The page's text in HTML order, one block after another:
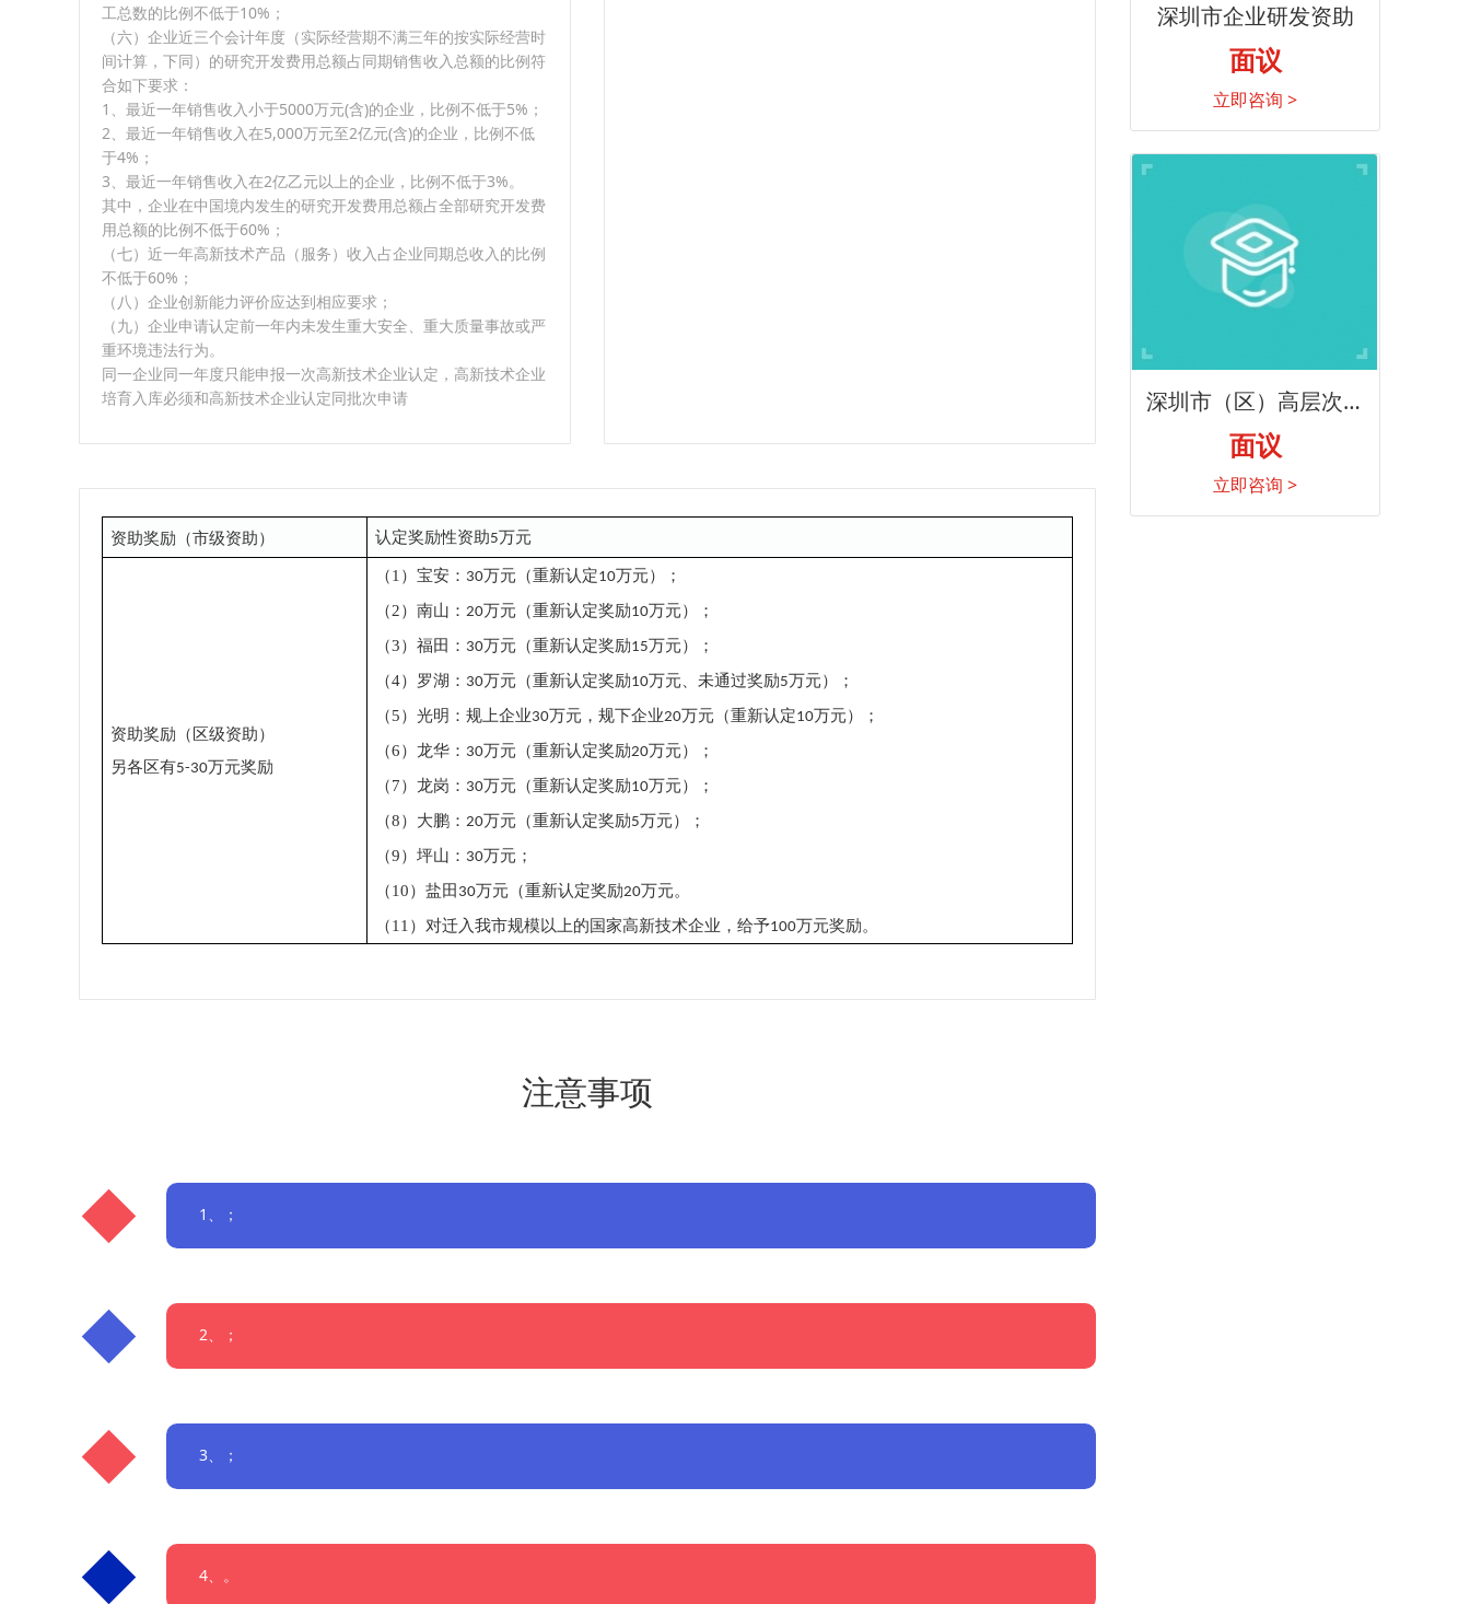
工总数的比例不低于10%；
（六）企业近三个会计年度（实际经营期不满三年的按实际经营时
间计算，下同）的研究开发费用总额占同期销售收入总额的比例符
合如下要求：
1、最近一年销售收入小于5000万元(含)的企业，比例不低于5%；
2、最近一年销售收入在5,000万元至2亿元(含)的企业，比例不低
于4%；
3、最近一年销售收入在2亿乙元以上的企业，比例不低于3%。
其中，企业在中国境内发生的研究开发费用总额占全部研究开发费
用总额的比例不低于60%；
（七）近一年高新技术产品（服务）收入占企业同期总收入的比例
不低于60%；
（八）企业创新能力评价应达到相应要求；
（九）企业申请认定前一年内未发生重大安全、重大质量事故或严
重环境违法行为。
同一企业同一年度只能申报一次高新技术企业认定，高新技术企业
培育入库必须和高新技术企业认定同批次申请
资助奖励（市级资助） 认定奖励性资助5万元
资助奖励（区级资助）
另各区有 5-30万元奖励
（1 ） 宝安： 30万元（ 重新认定10万元）；
（2） 南山 ： 20万元 （ 重新认定奖励10万元）；
（3） 福田 ： 30万元 （ 重新认定奖励15万元）；
（4） 罗湖： 30万元 （ 重新认定奖励10万元、未通过奖励5万元）；
（5） 光明：规上企业30万元， 规下企业20万元（ 重新认定10万元）；
（6） 龙华： 30万元（ 重新认定奖励20万元）；
（7） 龙岗： 30万元（ 重新认定奖励10万元）；
（8） 大鹏： 20万元（ 重新认定奖励5万元）；
（9） 坪山： 30万元；
（10） 盐田 30万元（ 重新认定奖励20万元。
（11 ） 对迁入我市规模以上的国家高新技术企业，给予100万元奖励。
注意事项
1、；
2、；
3、；
4、。
深圳市企业研发资助
面议
立即咨询 >
深圳市（区）高层次人
才认定
面议
立即咨询 >